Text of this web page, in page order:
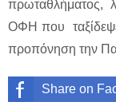
πρωταθλήματος,
ΟΦΗ που
προπόνηση την
Share on